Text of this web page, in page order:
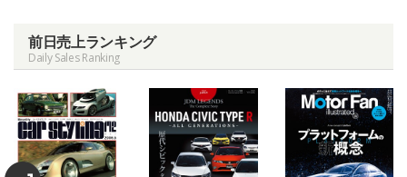
前日売上ランキング
Daily Sales Ranking